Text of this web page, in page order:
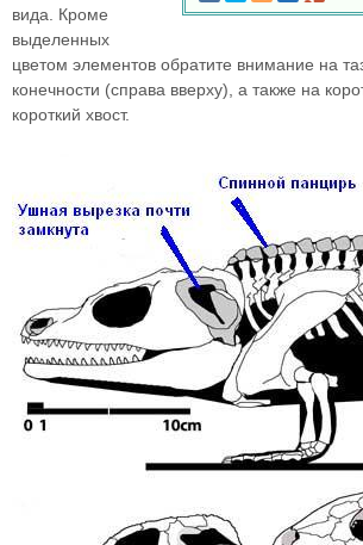
вида. Кроме
выделенных
цветом элементов обратите внимание на
конечности (справа вверху), а также на
короткий хвост.